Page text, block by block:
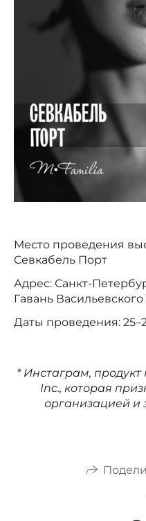
Место проведения
Севкабель Порт
Адрес: Санкт-
Гавань Васильевского
Даты проведения:
* Инстаграм,
Inc., которая
организацией и